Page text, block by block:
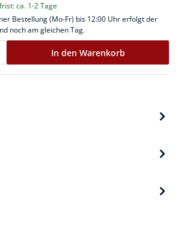
ca. 1-2 Tage
Bestellung (Mo-Fr) bis 12:00 Uhr erfolgt der
noch am gleichen Tag.
In den Warenkorb